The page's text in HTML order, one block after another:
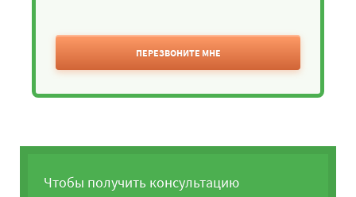
ПЕРЕЗВОНИТЕ МНЕ
Чтобы получить консультацию